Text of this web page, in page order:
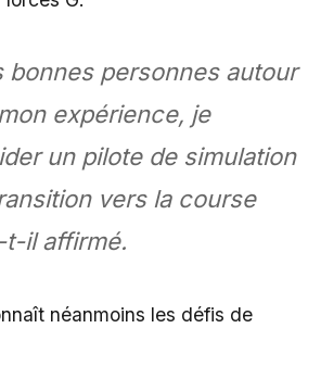
bonnes personnes autour
expérience, je
un pilote de simulation
vers la course
t-il affirmé.
néanmoins les défis de